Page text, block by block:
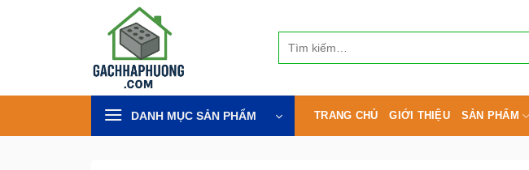
DANH MỤC SẢN PHẨM TRANG CHỦ GIỚI THIỆU SẢN PHẨM